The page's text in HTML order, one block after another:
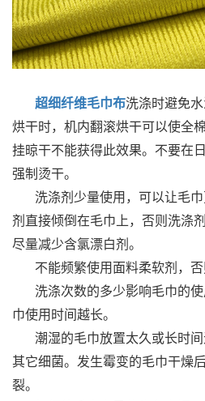
超细纤维毛巾布洗涤时避免
烘干时，机内翻滚烘干可以使全
挂晾干不能获得此效果。不要在
强制烫干。
洗涤剂少量使用，可以让毛
剂直接倾倒在毛巾上，否则洗涤
尽量减少含氯漂白剂。
不能频繁使用面料柔软剂，
洗涤次数的多少影响毛巾的
巾使用时间越长。
潮湿的毛巾放置太久或长时
其它细菌。发生霉变的毛巾干燥
裂。